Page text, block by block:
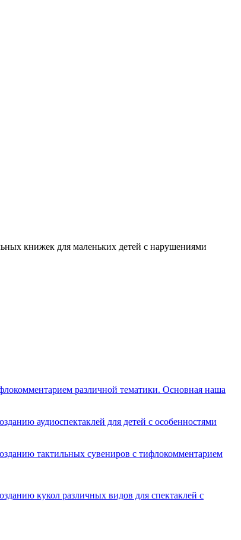
книжек для маленьких детей с нарушениями
различной тематики. Основная наша
аудиоспектаклей для детей с особенностями
тактильных сувениров с тифлокомментарием
кукол различных видов для спектаклей с